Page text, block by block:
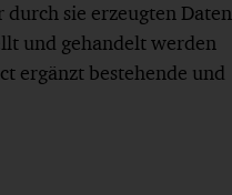
sie erzeugten Daten
und gehandelt werden
ergänzt bestehende und